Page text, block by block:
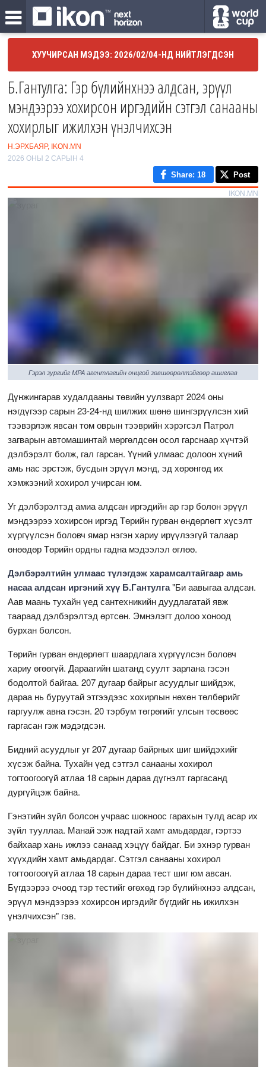
ХУУЧИРСАН МЭДЭЭ: 2026/02/04-НД НИЙТЛЭГДСЭН
Б.Гантулга: Гэр бүлийнхнээ алдсан, эрүүл
мэндээрээ хохирсон иргэдийн сэтгэл санааны
хохирлыг ижилхэн үнэлчихсэн
Н.ЭРХБАЯР, IKON.MN
2026 ОНЫ 2 САРЫН 4
Share: 18 Post
IKON.MN
Гэрэл зургийг MPA агентлагийн онцгой зөвшөөрөлтэйгөөр ашиглав
Дүнжингарав худалдааны төвийн уулзварт 2024 оны
нэгдүгээр сарын 23-24-нд шилжих шөнө шингэрүүлсэн хий
тээвэрлэж явсан том оврын тээврийн хэрэгсэл Патрол
загварын автомашинтай мөргөлдсөн осол гарснаар хүчтэй
дэлбэрэлт болж, гал гарсан. Үүний улмаас долоон хүний
амь нас эрстэж, бусдын эрүүл мэнд, эд хөрөнгөд их
хэмжээний хохирол учирсан юм.
Уг дэлбэрэлтэд амиа алдсан иргэдийн ар гэр болон эрүүл
мэндээрээ хохирсон иргэд Төрийн гурван өндөрлөгт хүсэлт
хүргүүлсэн боловч ямар нэгэн хариу ирүүлээгүй талаар
өнөөдөр Төрийн ордны гадна мэдээлэл өглөө.
Дэлбэрэлтийн улмаас түлэгдэж харамсалтайгаар амь
насаа алдсан иргэний хүү Б.Гантулга"Би аавыгаа алдсан.
Аав маань тухайн үед сантехникийн дуудлагатай явж
таараад дэлбэрэлтэд өртсөн. Эмнэлэгт долоо хоноод
бурхан болсон.
Төрийн гурван өндөрлөгт шаардлага хүргүүлсэн боловч
хариу өгөөгүй. Дараагийн шатанд суулт зарлана гэсэн
бодолтой байгаа. 207 дугаар байрыг асуудлыг шийдэж,
дараа нь буруутай этгээдээс хохирлын нөхөн төлбөрийг
гаргуулж авна гэсэн. 20 тэрбум төгрөгийг улсын төсвөөс
гаргасан гэж мэдэгдсэн.
Бидний асуудлыг уг 207 дугаар байрных шиг шийдэхийг
хүсэж байна. Тухайн үед сэтгэл санааны хохирол
тогтоогоогүй атлаа 18 сарын дараа дүгнэлт гаргасанд
дургүйцэж байна.
Гэнэтийн зүйл болсон учраас шокноос гарахын тулд асар их
зүйл тууллаа. Манай ээж надтай хамт амьдардаг, гэртээ
байхаар хань ижлээ санаад хэцүү байдаг. Би эхнэр гурван
хүүхдийн хамт амьдардаг. Сэтгэл санааны хохирол
тогтоогоогүй атлаа 18 сарын дараа тест шиг юм авсан.
Бүгдээрээ очоод тэр тестийг өгөхөд гэр бүлийнхнээ алдсан,
эрүүл мэндээрээ хохирсон иргэдийг бүгдийг нь ижилхэн
үнэлчихсэн" гэв.